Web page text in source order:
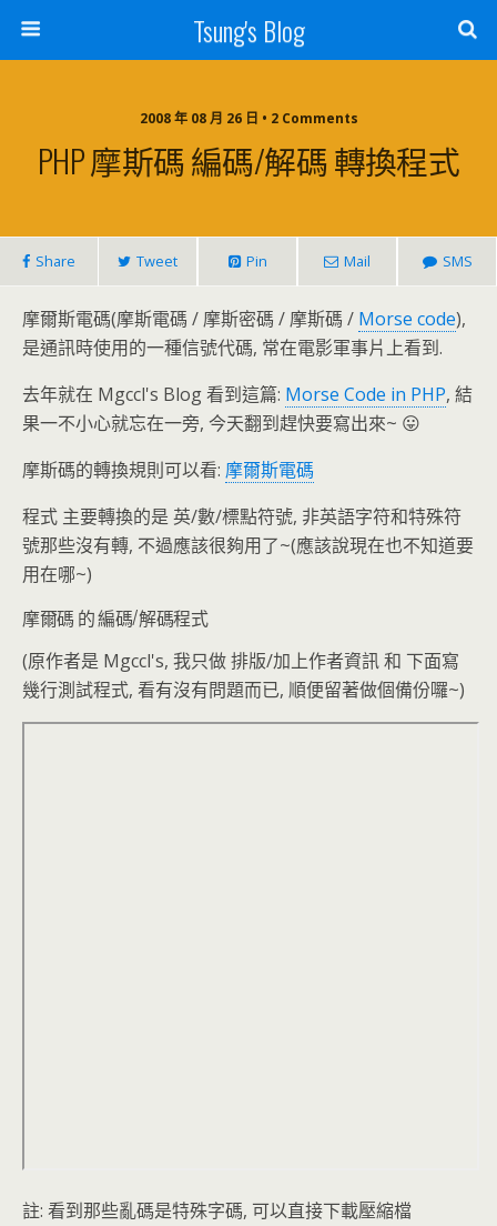
Tsung's Blog
2008 年 08 月 26 日 • 2 Comments
PHP 摩斯碼 編碼/解碼 轉換程式
Share Tweet Pin Mail SMS
摩爾斯電碼(摩斯電碼 / 摩斯密碼 / 摩斯碼 / Morse code),
是通訊時使用的一種信號代碼, 常在電影軍事片上看到.
去年就在 Mgccl's Blog 看到這篇: Morse Code in PHP, 結
果一不小心就忘在一旁, 今天翻到趕快要寫出來~ 😛
摩斯碼的轉換規則可以看: 摩爾斯電碼
程式 主要轉換的是 英/數/標點符號, 非英語字符和特殊符
號那些沒有轉, 不過應該很夠用了~(應該說現在也不知道要
用在哪~)
摩爾碼 的 編碼/解碼程式
(原作者是 Mgccl's, 我只做 排版/加上作者資訊 和 下面寫
幾行測試程式, 看有沒有問題而已, 順便留著做個備份囉~)
註: 看到那些亂碼是特殊字碼, 可以直接下載壓縮檔